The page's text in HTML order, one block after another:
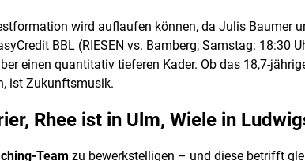
wird auflaufen können, da Julis Baumer
BBL (RIESEN vs. Bamberg; Samstag: 18:30
einen quantitativ tieferen Kader. Ob das 18,7-
ist Zukunftsmusik.
Rhee ist in Ulm, Wiele in
Team zu bewerkstelligen – und diese betrifft